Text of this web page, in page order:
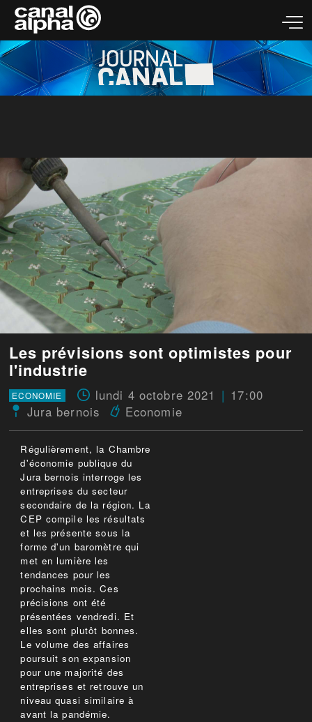
Les prévisions sont optimistes pour
l'industrie
ECONOMIE lundi 4 octobre 2021
17:00
Jura bernois
Economie
Régulièrement, la Chambre
d'économie publique du
Jura bernois interroge les
entreprises du secteur
secondaire de la région. La
CEP compile les résultats
et les présente sous la
forme d'un baromètre qui
met en lumière les
tendances pour les
prochains mois. Ces
précisions ont été
présentées vendredi. Et
elles sont plutôt bonnes.
Le volume des affaires
poursuit son expansion
pour une majorité des
entreprises et retrouve un
niveau quasi similaire à
avant la pandémie.